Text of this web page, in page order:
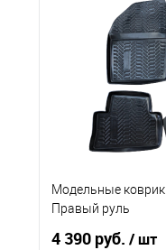
Модельные
Правый руль
4 390 руб. / шт